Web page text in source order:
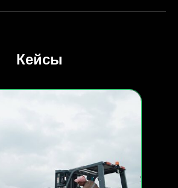
Кейсы